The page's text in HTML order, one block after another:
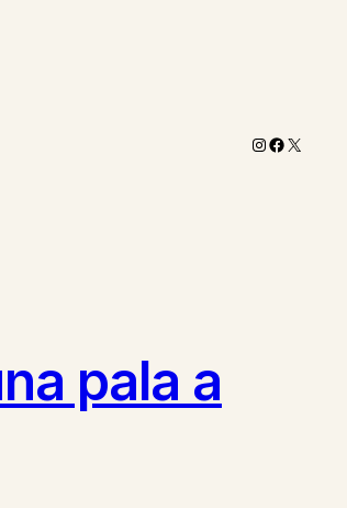
Instagram
X
pala a